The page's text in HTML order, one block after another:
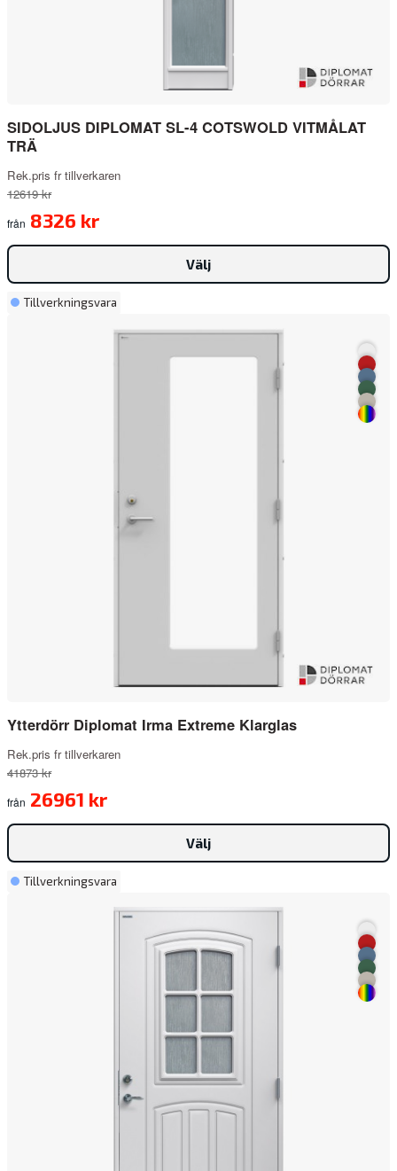
SIDOLJUS DIPLOMAT SL-4 COTSWOLD VITMÅLAT
TRÄ
Rek.pris fr tillverkaren
12619 kr
från 8326 kr
Välj
Tillverkningsvara
Ytterdörr Diplomat Irma Extreme Klarglas
Rek.pris fr tillverkaren
41873 kr
från 26961 kr
Välj
Tillverkningsvara